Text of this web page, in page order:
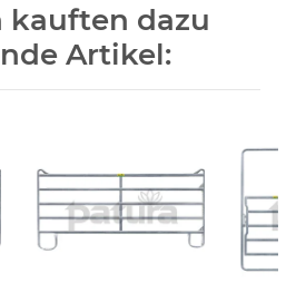
kauften dazu
Artikel: